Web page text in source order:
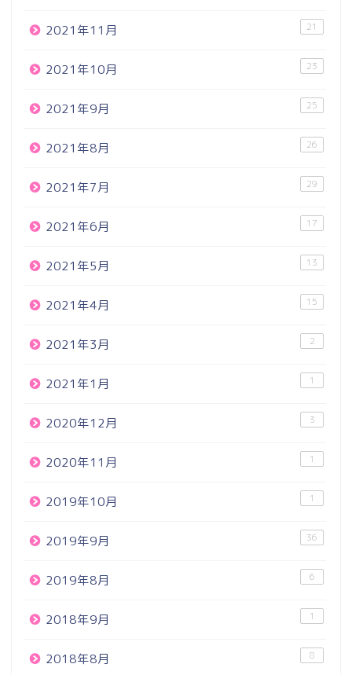
2021年11月 21
2021年10月 23
2021年9月 25
2021年8月 26
2021年7月 29
2021年6月 17
2021年5月 13
2021年4月 15
2021年3月 2
2021年1月 1
2020年12月 3
2020年11月 1
2019年10月 1
2019年9月 36
2019年8月 6
2018年9月 1
2018年8月 8